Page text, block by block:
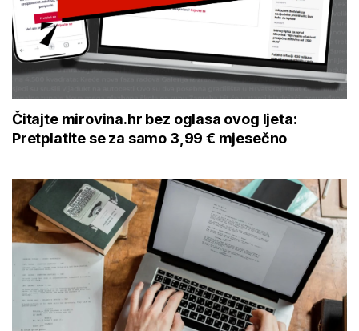
Čitajte mirovina.hr bez oglasa ovog ljeta:
Pretplatite se za samo 3,99 € mjesečno